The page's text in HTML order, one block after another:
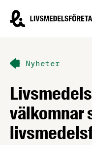
Livsmedelsföretagen –
Nyheter
välkomnar